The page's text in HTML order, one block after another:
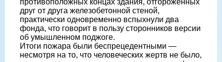
противоположных концах здания, отгороженных
друг от друга железобетонной стеной,
практически одновременно вспыхнули два
фонда, что говорит в пользу сторонников версии
об умышленном поджоге.
Итоги пожара были беспрецедентными —
несмотря на то, что человеческих жертв не было,